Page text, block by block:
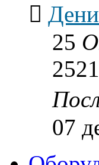
25
07